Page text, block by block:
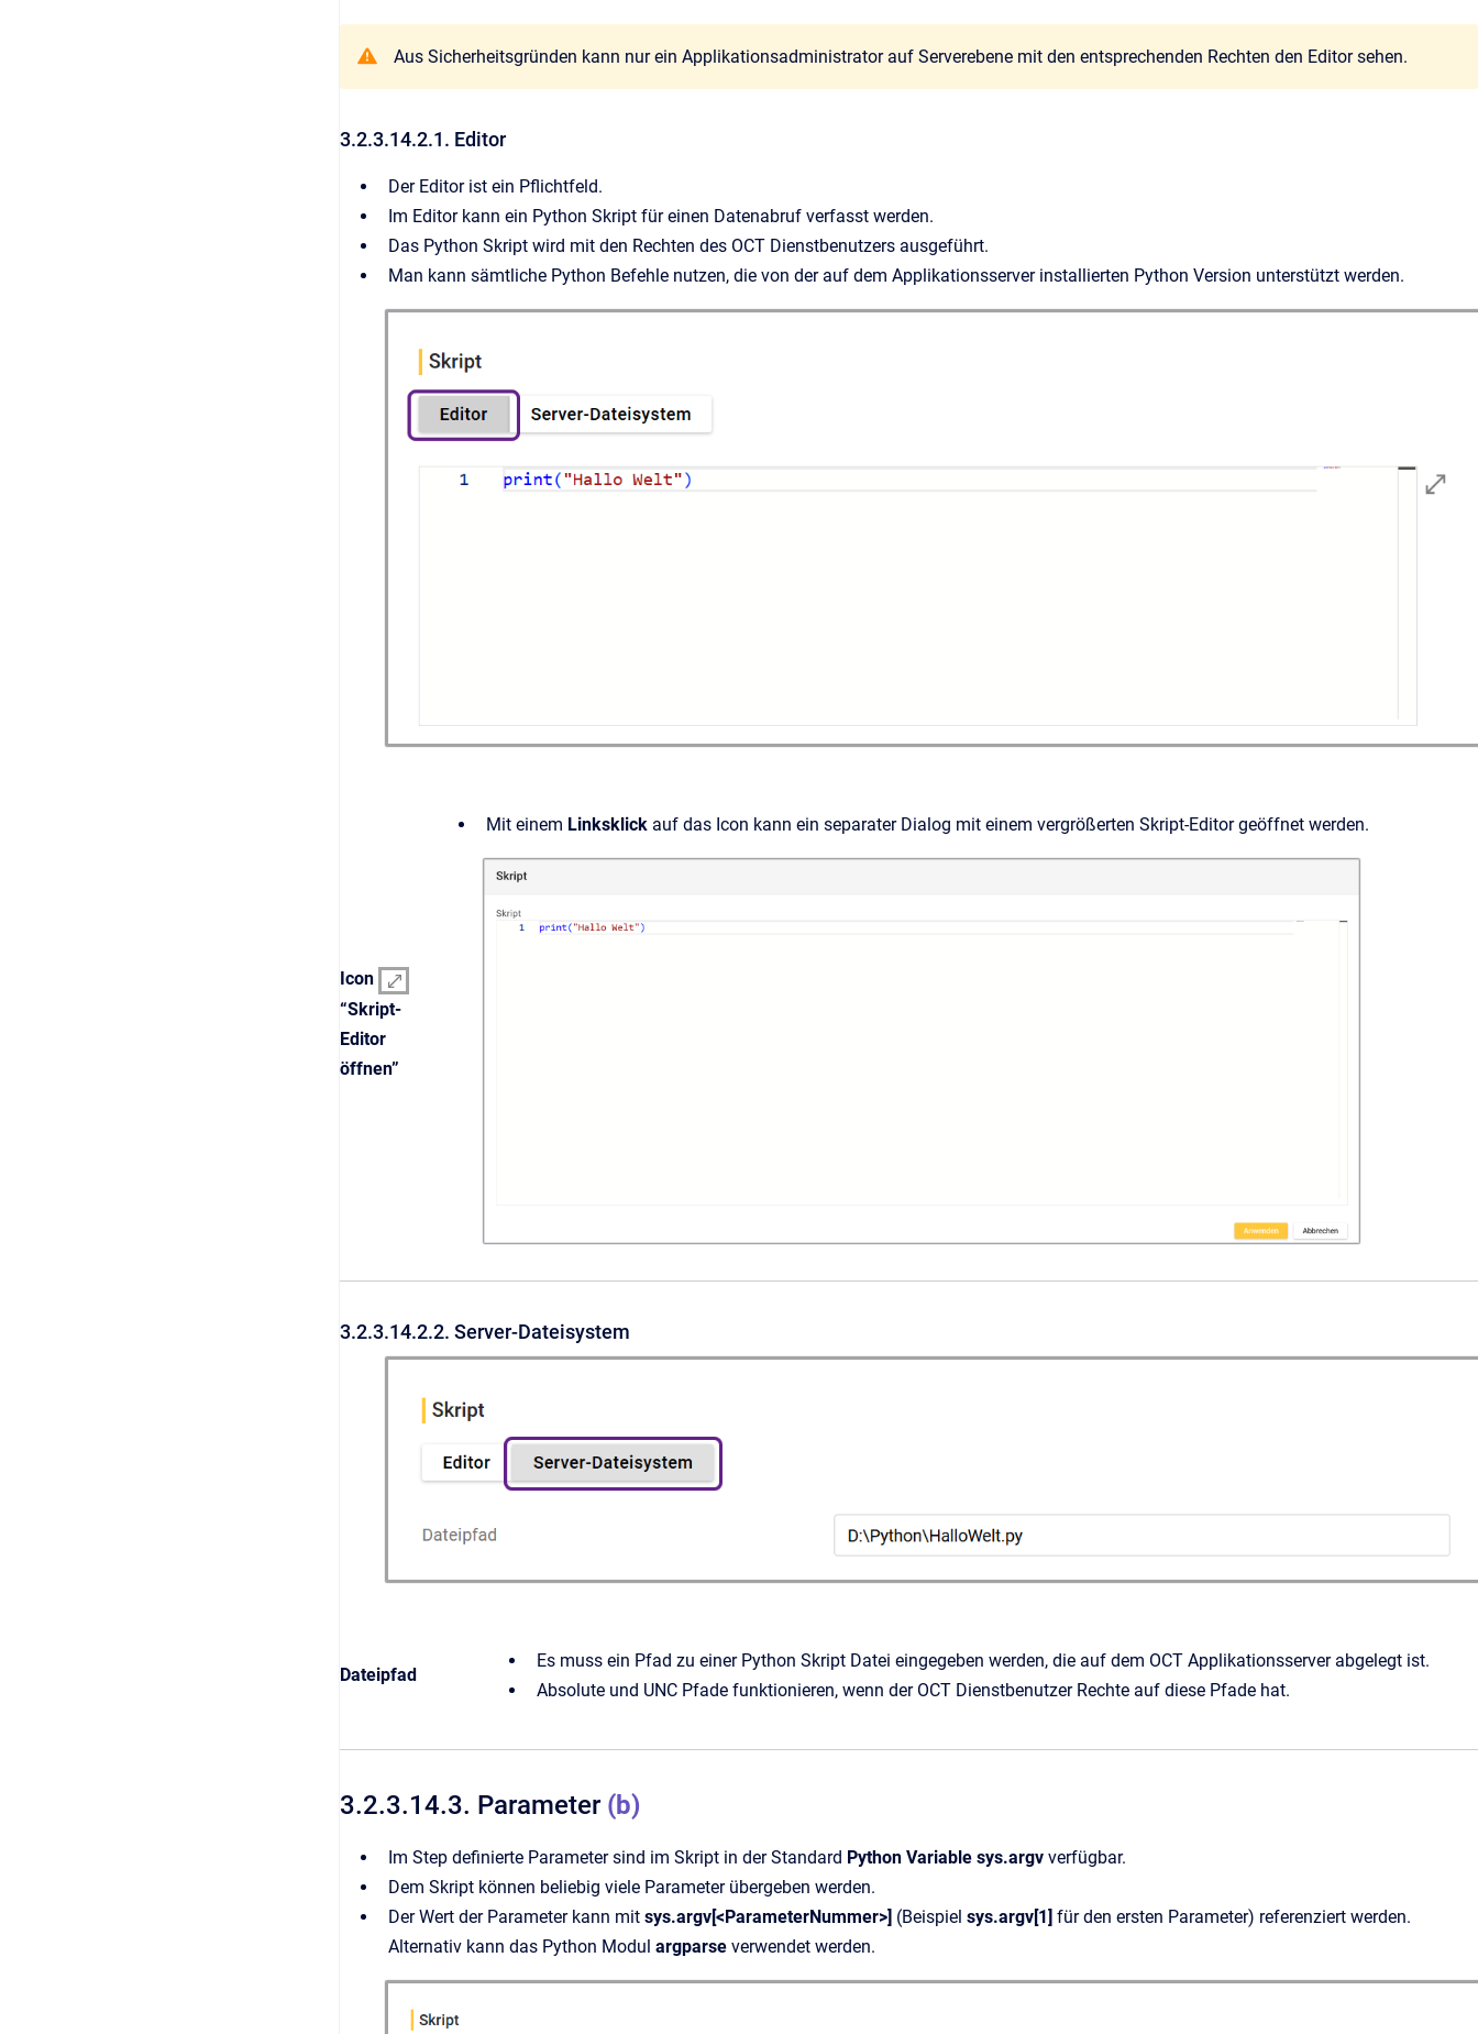
Aus Sicherheitsgründen kann nur ein Applikationsadministrator auf Serverebene mit den entsprechenden Rechten den Editor sehen.
3.2.3.14.2.1. Editor
Der Editor ist ein Pflichtfeld.
Im Editor kann ein Python Skript für einen Datenabruf verfasst werden.
Das Python Skript wird mit den Rechten des OCT Dienstbenutzers ausgeführt.
Man kann sämtliche Python Befehle nutzen, die von der auf dem Applikationsserver installierten Python Version unterstützt werden.
Icon
“Skript-
Editor
öffnen”
Mit einem Linksklick auf das Icon kann ein separater Dialog mit einem vergrößerten Skript-Editor geöffnet werden.
3.2.3.14.2.2. Server-Dateisystem
Dateipfad
Es muss ein Pfad zu einer Python Skript Datei eingegeben werden, die auf dem OCT Applikationsserver abgelegt ist.
Absolute und UNC Pfade funktionieren, wenn der OCT Dienstbenutzer Rechte auf diese Pfade hat.
3.2.3.14.3. Parameter (b)
Im Step definierte Parameter sind im Skript in der Standard Python Variable sys.argv verfügbar.
Dem Skript können beliebig viele Parameter übergeben werden.
Der Wert der Parameter kann mit sys.argv[<ParameterNummer>] (Beispiel sys.argv[1] für den ersten Parameter) referenziert werden.
Alternativ kann das Python Modul argparse verwendet werden.